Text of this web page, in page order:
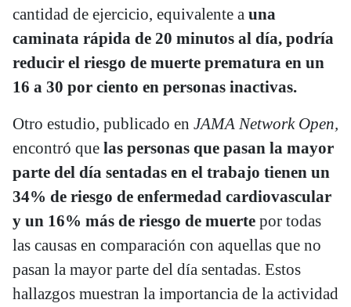
cantidad de ejercicio, equivalente a una
caminata rápida de 20 minutos al día, podría
reducir el riesgo de muerte prematura en un
16 a 30 por ciento en personas inactivas.
Otro estudio, publicado en JAMA Network Open,
encontró que las personas que pasan la mayor
parte del día sentadas en el trabajo tienen un
34% de riesgo de enfermedad cardiovascular
y un 16% más de riesgo de muerte por todas
las causas en comparación con aquellas que no
pasan la mayor parte del día sentadas. Estos
hallazgos muestran la importancia de la actividad